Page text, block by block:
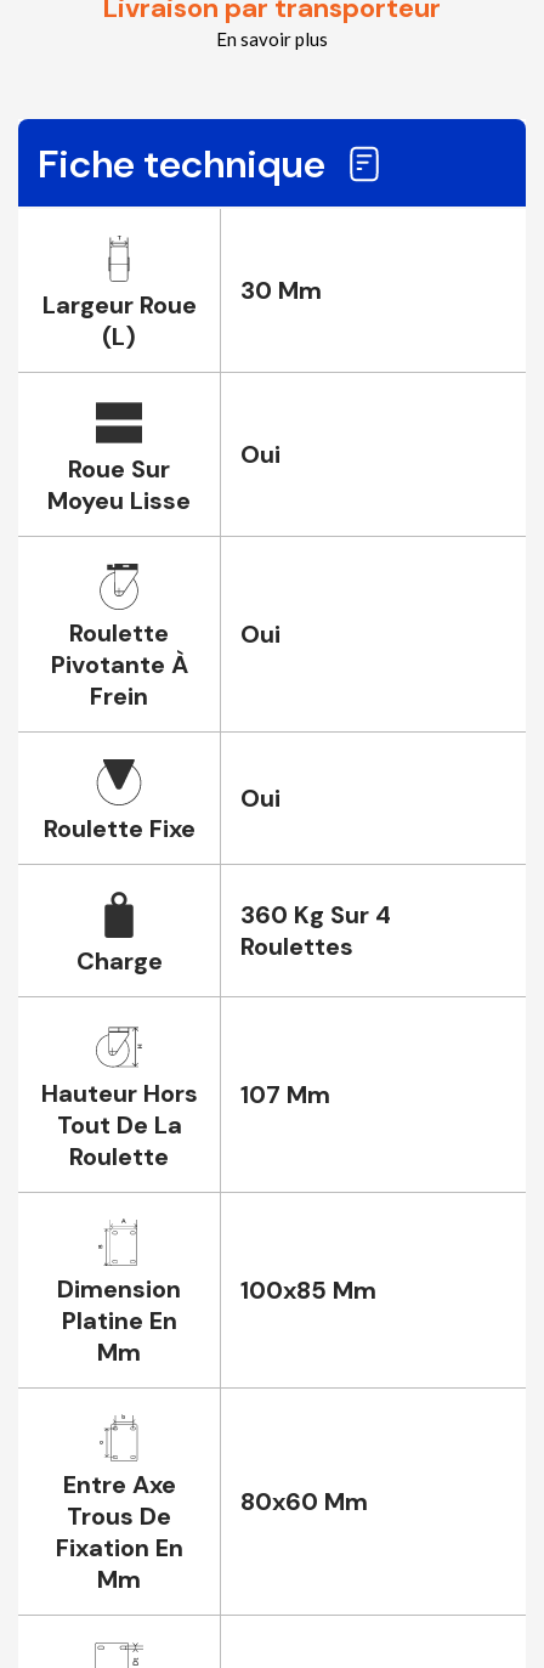
Livraison par transporteur
En savoir plus
Fiche technique
Largeur Roue
(L)
30 Mm
Roue Sur
Moyeu Lisse
Oui
Roulette
Pivotante À
Frein
Oui
Roulette Fixe
Oui
Charge
360 Kg Sur 4
Roulettes
Hauteur Hors
Tout De La
Roulette
107 Mm
Dimension
Platine En
Mm
100x85 Mm
Entre Axe
Trous De
Fixation En
Mm
80x60 Mm